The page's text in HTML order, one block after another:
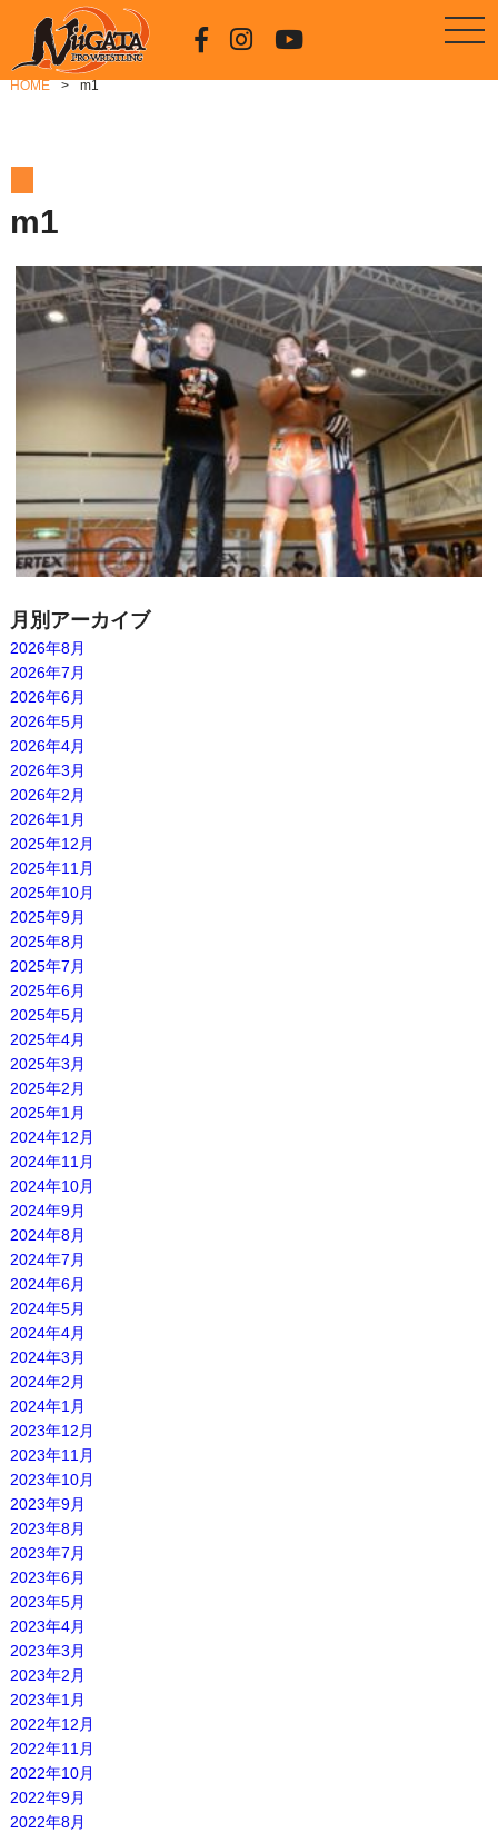
HOME m1
m1
月別アーカイブ
2026年8月
2026年7月
2026年6月
2026年5月
2026年4月
2026年3月
2026年2月
2026年1月
2025年12月
2025年11月
2025年10月
2025年9月
2025年8月
2025年7月
2025年6月
2025年5月
2025年4月
2025年3月
2025年2月
2025年1月
2024年12月
2024年11月
2024年10月
2024年9月
2024年8月
2024年7月
2024年6月
2024年5月
2024年4月
2024年3月
2024年2月
2024年1月
2023年12月
2023年11月
2023年10月
2023年9月
2023年8月
2023年7月
2023年6月
2023年5月
2023年4月
2023年3月
2023年2月
2023年1月
2022年12月
2022年11月
2022年10月
2022年9月
2022年8月